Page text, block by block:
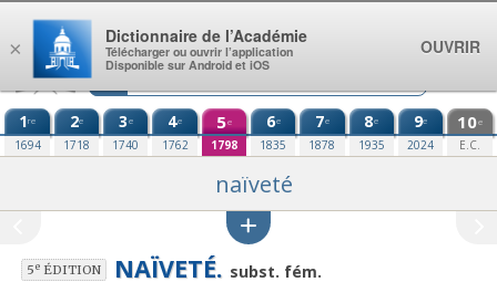
Aller au contenu
1re
1694
2e
1718
3e
1740
4e
1762
5e
1798
6e
1835
7e
1878
8e
1935
9e
2024
10e
E.C.
naïveté
5eÉDITION NAÏVETÉ. subst. fém.
×
Dictionnaire de l’Académie
Télécharger ou ouvrir l’application
Disponible sur Android et iOS
OUVRIR